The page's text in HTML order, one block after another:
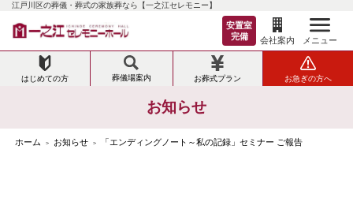
江戸川区の葬儀・葬式の家族葬なら【一之江セレモニー】
安置室
完備
会社案内 メニュー
はじめての方 葬儀場案内 お葬式プラン お急ぎの方へ
お知らせ
ホーム > お知らせ > 「エンディングノート～私の記録」セミナー ご報告